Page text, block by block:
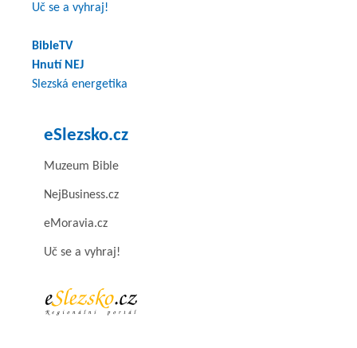
Uč se a vyhraj!
BibleTV
Hnutí NEJ
Slezská energetika
eSlezsko.cz
Muzeum Bible
NejBusiness.cz
eMoravia.cz
Uč se a vyhraj!